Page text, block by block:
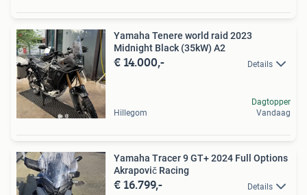
Yamaha Tenere world raid 2023
Midnight Black (35kW) A2
€ 14.000,- Details
Hillegom
Dagtopper
Vandaag
Yamaha Tracer 9 GT+ 2024 Full Options
Akrapovič Racing
€ 16.799,- Details